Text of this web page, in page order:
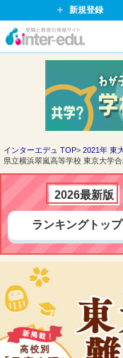
新規登録
イ
ド
ッ
ト
インターエデュ TOP 2021年 東
県立横浜翠嵐高等学校 東京大学
2026最新版
ランキングトップ